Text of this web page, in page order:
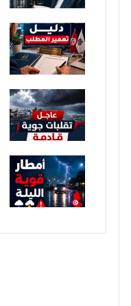
ا
ل
ي
و
م
ل
ق
ا
ت
ا
ل